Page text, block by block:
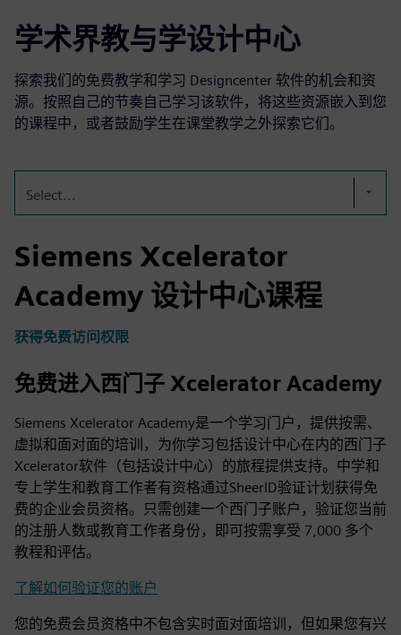
学术界教与学设计中心
探索我们的免费教学和学习 Designcenter 软件的机会和资
源。按照自己的节奏自己学习该软件，将这些资源嵌入到您
的课程中，或者鼓励学生在课堂教学之外探索它们。
Select...
Siemens Xcelerator
Academy 设计中心课程
获得免费访问权限
免费进入西门子 Xcelerator Academy
Siemens Xcelerator Academy是一个学习门户，提供按需、
虚拟和面对面的培训，为你学习包括设计中心在内的西门子
Xcelerator软件（包括设计中心）的旅程提供支持。中学和
专上学生和教育工作者有资格通过SheerID验证计划获得免
费的企业会员资格。只需创建一个西门子账户，验证您当前
的注册人数或教育工作者身份，即可按需享受 7,000 多个
教程和评估。
了解如何验证您的账户
您的免费会员资格中不包含实时面对面培训，但如果您有兴